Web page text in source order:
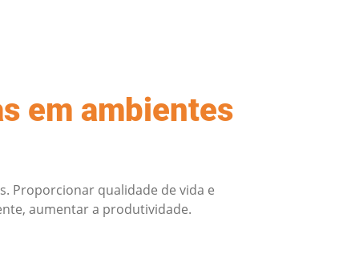
em ambientes
Proporcionar qualidade de vida e
aumentar a produtividade.